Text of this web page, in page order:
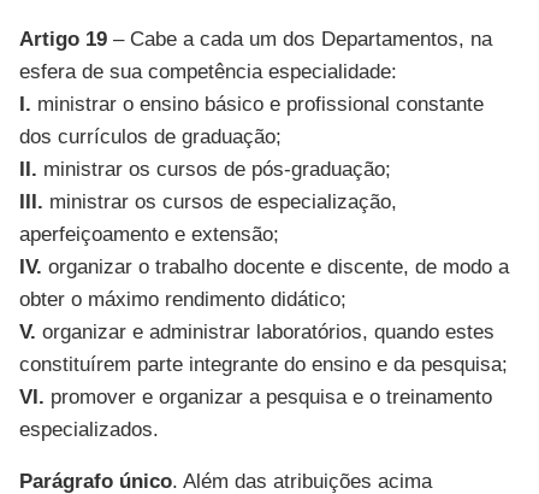
Artigo 19 – Cabe a cada um dos Departamentos, na
esfera de sua competência especialidade:
I. ministrar o ensino básico e profissional constante
dos currículos de graduação;
II. ministrar os cursos de pós-graduação;
III. ministrar os cursos de especialização,
aperfeiçoamento e extensão;
IV. organizar o trabalho docente e discente, de modo a
obter o máximo rendimento didático;
V. organizar e administrar laboratórios, quando estes
constituírem parte integrante do ensino e da pesquisa;
VI. promover e organizar a pesquisa e o treinamento
especializados.
Parágrafo único. Além das atribuições acima